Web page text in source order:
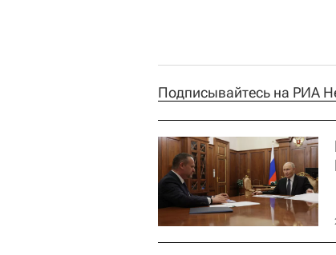
Подписывайтесь на РИА